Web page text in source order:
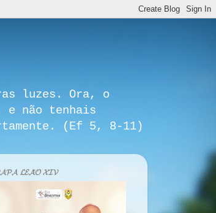
luzes. Ora, o
e não tenhais
(Ef 5, 8-11)
𝓛𝓔𝓐̃𝓞 𝓧𝓘𝓥